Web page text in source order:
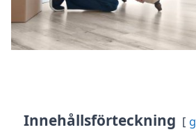
Innehållsförteckning